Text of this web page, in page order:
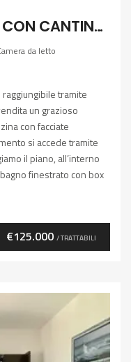
18V – VADA, BILOCALE CON CANTINA COMUNICANTE
da letto
tramite
un grazioso
con facciate
si accede tramite
il piano, all’interno
finestrato con box
€125.000 / TRATTABILI